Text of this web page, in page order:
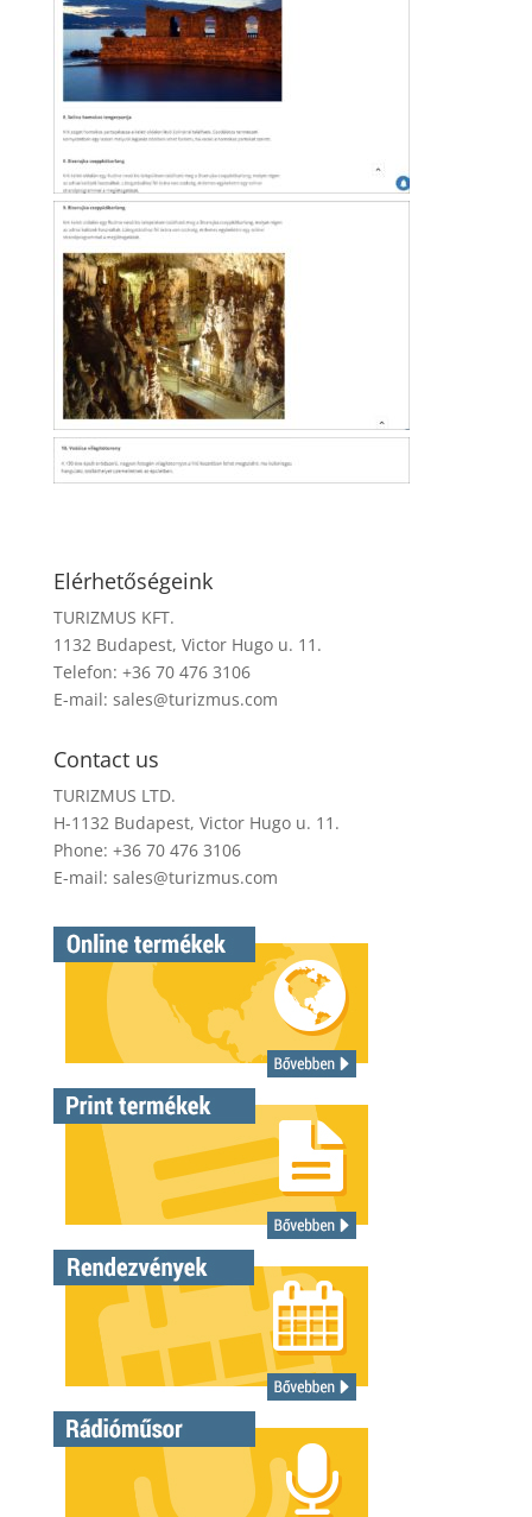
Elérhetőségeink
TURIZMUS KFT.
1132 Budapest, Victor Hugo u. 11.
Telefon: +36 70 476 3106
E-mail: sales@turizmus.com
Contact us
TURIZMUS LTD.
H-1132 Budapest, Victor Hugo u. 11.
Phone: +36 70 476 3106
E-mail: sales@turizmus.com